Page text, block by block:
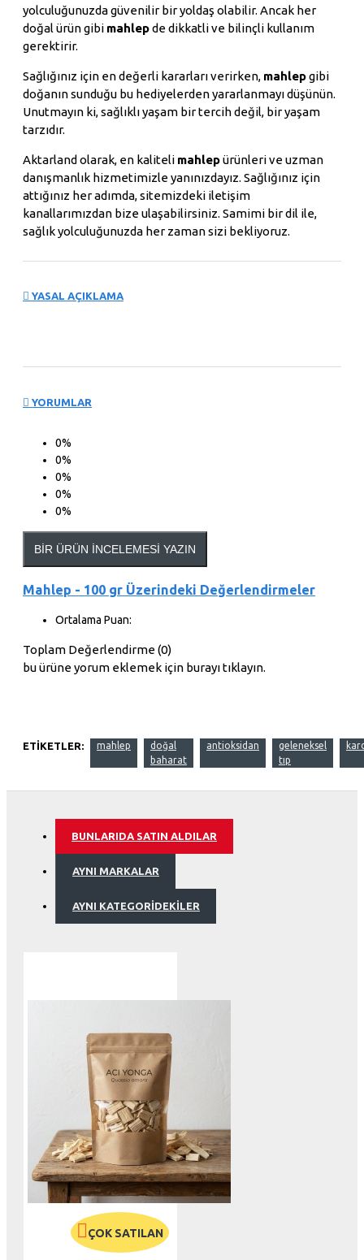
yolculuğunuzda güvenilir bir yoldaş olabilir. Ancak her
doğal ürün gibi mahlepde dikkatli ve bilinçli kullanım
gerektirir.
Sağlığınız için en değerli kararları verirken, mahlepgibi
doğanın sunduğu bu hediyelerden yararlanmayı düşünün.
Unutmayın ki, sağlıklı yaşam bir tercih değil, bir yaşam
tarzıdır.
Aktarland olarak, en kaliteli mahlepürünleri ve uzman
danışmanlık hizmetimizle yanınızdayız. Sağlığınız için
attığınız her adımda, sitemizdeki iletişim
kanallarımızdan bize ulaşabilirsiniz. Samimi bir dil ile,
sağlık yolculuğunuzda her zaman sizi bekliyoruz.
YASAL AÇIKLAMA
YORUMLAR
0%
0%
0%
0%
0%
BIR ÜRÜN İNCELEMESI YAZIN
Mahlep - 100 gr Üzerindeki Değerlendirmeler
Ortalama Puan:
Toplam Değerlendirme (0)
bu ürüne yorum eklemek için burayı tıklayın.
ETIKETLER: mahlep
doğal
baharat
antioksidan
geleneksel
tıp
BUNLARIDA SATIN ALDILAR
AYNI MARKALAR
AYNI KATEGORIDEKILER
ÇOK SATILAN